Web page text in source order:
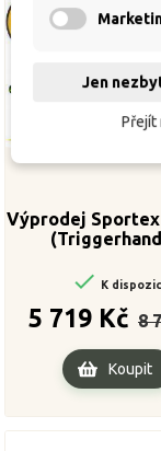
Výprodej Sportex
120g
 K
5 719 Kč 8
Koupit
Jen
Přejít